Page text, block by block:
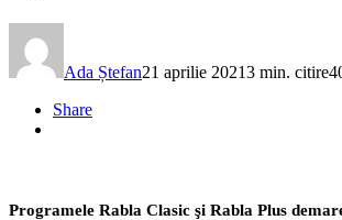
Ada Ștefan21 aprilie 20213 min. citire
Share
Programele Rabla Clasic şi Rabla Plus